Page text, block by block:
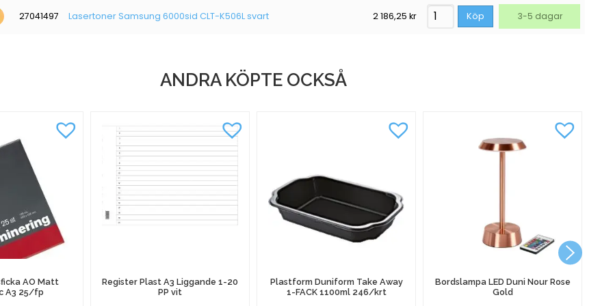
27041497 Lasertoner Samsung 6000sid CLT-K506L svart 2 186,25 kr Köp 3-5 dagar
ANDRA KÖPTE OCKSÅ
AO Matt
A3 25/fp
Register Plast A3 Liggande 1-20
PP vit
Plastform Duniform Take Away
1-FACK 1100ml 246/krt
Bordslampa LED Duni Nour Rose
Gold